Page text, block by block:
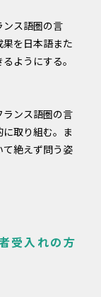
ス語圏の言
を日本語また
ようにする。
ンス語圏の言
取り組む。ま
絶えず問う姿
受入れの方